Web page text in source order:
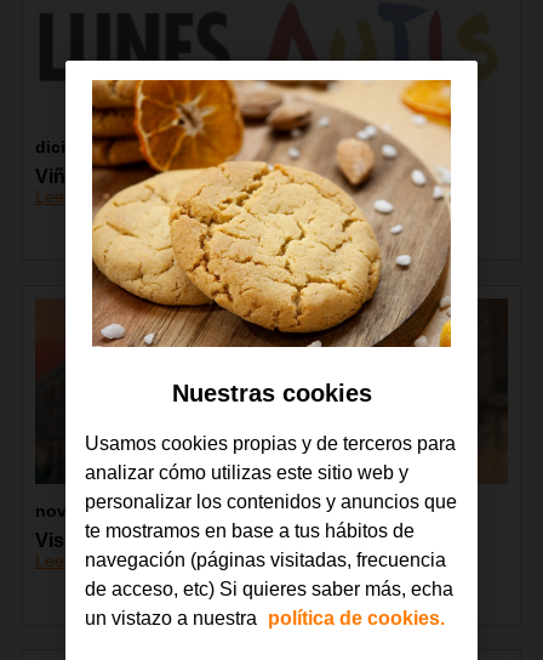
diciembre 2016
Viñetas de Los Lunes Autismo 2016
Leer más
noviembre 2016
Visita accesible a Tarragona con Áppside
Leer más
Nuestras cookies
Usamos cookies propias y de terceros para
analizar cómo utilizas este sitio web y
personalizar los contenidos y anuncios que
te mostramos en base a tus hábitos de
navegación (páginas visitadas, frecuencia
de acceso, etc) Si quieres saber más, echa
un vistazo a nuestra
política de cookies.